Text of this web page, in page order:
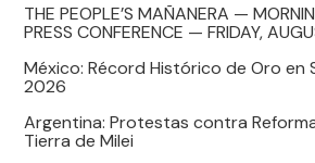
THE PEOPLE’S MAÑANERA —
PRESS CONFERENCE — FRIDAY,
México: Récord Histórico de Oro en
2026
Argentina: Protestas contra
Tierra de Milei